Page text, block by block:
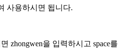
사용하시면 됩니다.
zhongwen을 입력하시고 space를